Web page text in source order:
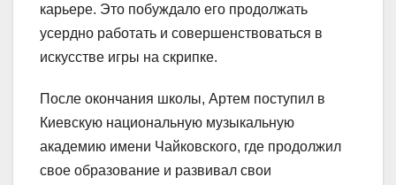
карьере. Это побуждало его продолжать
усердно работать и совершенствоваться в
искусстве игры на скрипке.
После окончания школы, Артем поступил в
Киевскую национальную музыкальную
академию имени Чайковского, где продолжил
свое образование и развивал свои